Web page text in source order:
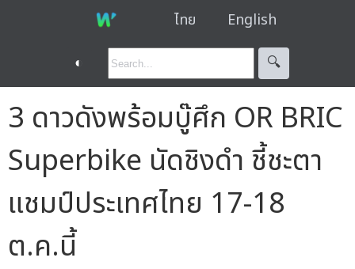
ไทย English
◐ 🔍︎
3 ดาวดังพร้อมบู๊ศึก OR BRIC
Superbike นัดชิงดำ ชี้ชะตา
แชมป์ประเทศไทย 17-18
ต.ค.นี้